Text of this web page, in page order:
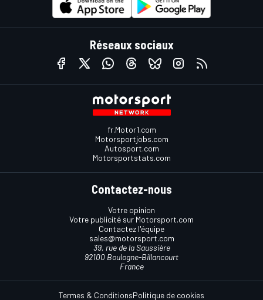
Réseaux sociaux
fr.Motor1.com
Motorsportjobs.com
Autosport.com
Motorsportstats.com
Contactez-nous
Votre opinion
Votre publicité sur Motorsport.com
Contactez l'équipe
sales@motorsport.com
39, rue de la Saussière
92100 Boulogne-Billancourt
France
Termes & ConditionsPolitique de cookies